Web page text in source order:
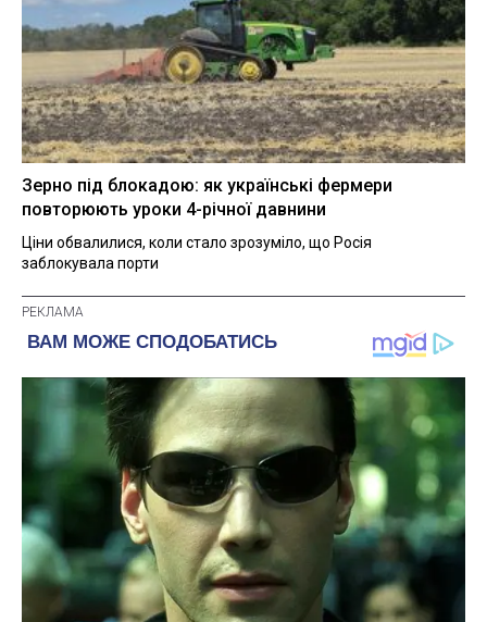
Зерно під блокадою: як українські фермери
повторюють уроки 4-річної давнини
Ціни обвалилися, коли стало зрозуміло, що Росія
заблокувала порти